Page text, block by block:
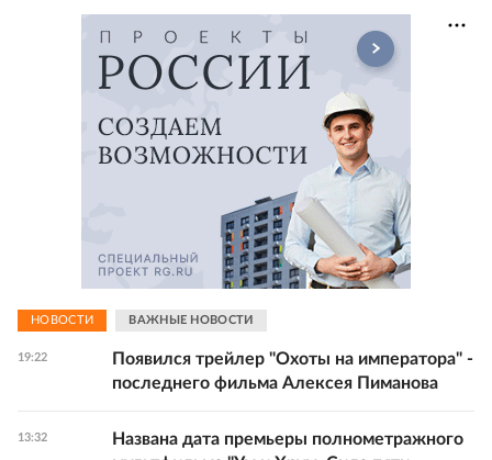
НОВОСТИ ВАЖНЫЕ НОВОСТИ
19:22
Появился трейлер "Охоты на императора" -
последнего фильма Алексея Пиманова
13:32
Названа дата премьеры полнометражного